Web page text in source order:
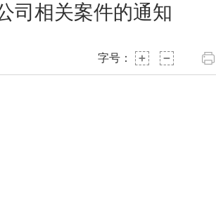
司相关案件的通知
字号：